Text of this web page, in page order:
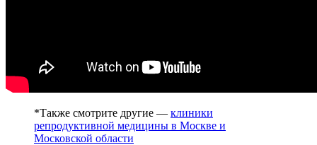
*Также смотрите другие — клиники
репродуктивной медицины в Москве и
Московской области